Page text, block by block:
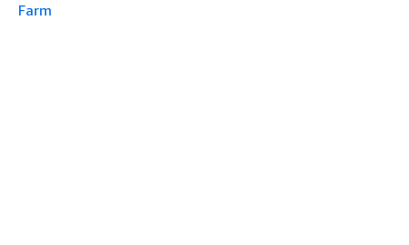
Farm